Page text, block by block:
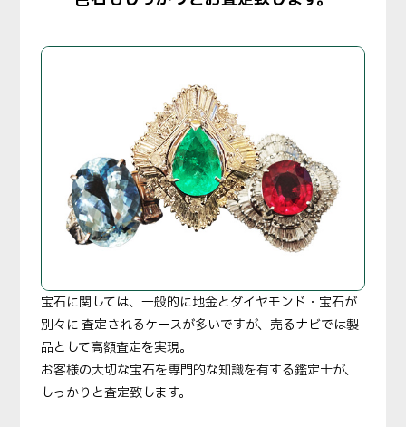
宝石に関しては、一般的に地金とダイヤモンド・宝石が
別々に 査定されるケースが多いですが、売るナビでは製
品として高額査定を実現。
お客様の大切な宝石を専門的な知識を有する鑑定士が、
しっかりと査定致します。